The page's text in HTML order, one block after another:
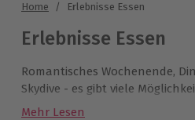
Home / Erlebnisse Essen
Erlebnisse Essen
Romantisches Wochenende,
Skydive - es gibt viele
mydays zu erleben!
Mehr Lesen